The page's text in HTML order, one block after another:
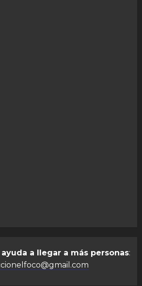
a llegar a más personas: